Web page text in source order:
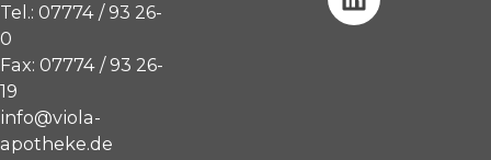
Tel.: 07774 / 93 26-
0
Fax: 07774 / 93 26-
19
info@viola-
apotheke.de